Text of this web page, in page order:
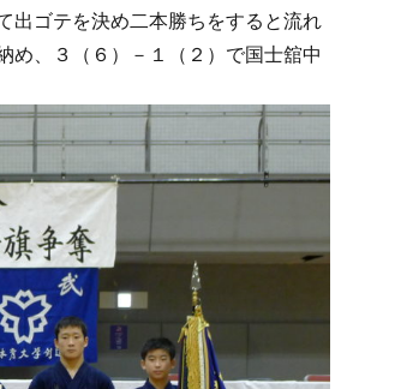
出ゴテを決め二本勝ちをすると流れ
め、３（６）－１（２）で国士舘中